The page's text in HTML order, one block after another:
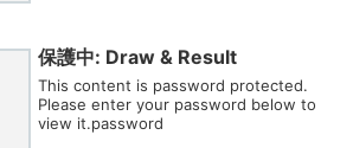
保護中: Draw & Result
This content is password protected.
Please enter your password below to
view it.password